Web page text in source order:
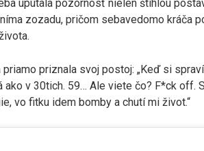
upútala pozornosť nielen štíhlou
zozadu, pričom sebavedomo kráča
priznala svoj postoj: „Keď si
v 30tich. 59… Ale viete čo? F*ck off.
vo fitku idem bomby a chutí mi život.“